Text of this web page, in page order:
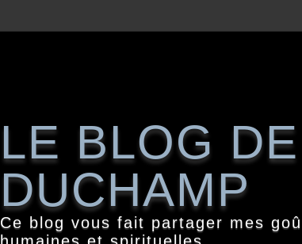
LE BLOG
DUCHAMP
Ce blog vous fait partager mes